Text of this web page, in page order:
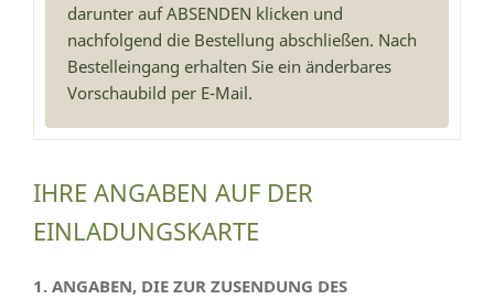
darunter auf ABSENDEN klicken und
nachfolgend die Bestellung abschließen. Nach
Bestelleingang erhalten Sie ein änderbares
Vorschaubild per E-Mail.
IHRE ANGABEN AUF DER
EINLADUNGSKARTE
1. ANGABEN, DIE ZUR ZUSENDUNG DES